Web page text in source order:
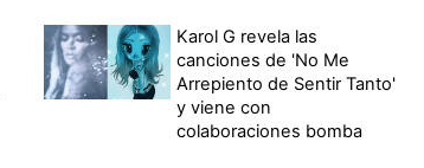
Karol G revela las
canciones de 'No Me
Arrepiento de Sentir Tanto'
y viene con
colaboraciones bomba